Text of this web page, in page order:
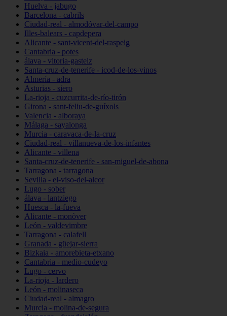
Huelva - jabugo
Barcelona - cabrils
Ciudad-real - almodóvar-del-campo
Illes-balears - capdepera
Alicante - sant-vicent-del-raspeig
Cantabria - potes
álava - vitoria-gasteiz
Santa-cruz-de-tenerife - icod-de-los-vinos
Almería - adra
Asturias - siero
La-rioja - cuzcurrita-de-río-tirón
Girona - sant-feliu-de-guíxols
Valencia - alboraya
Málaga - sayalonga
Murcia - caravaca-de-la-cruz
Ciudad-real - villanueva-de-los-infantes
Alicante - villena
Santa-cruz-de-tenerife - san-miguel-de-abona
Tarragona - tarragona
Sevilla - el-viso-del-alcor
Lugo - sober
álava - lantziego
Huesca - la-fueva
Alicante - monòver
León - valdevimbre
Tarragona - calafell
Granada - güejar-sierra
Bizkaia - amorebieta-etxano
Cantabria - medio-cudeyo
Lugo - cervo
La-rioja - lardero
León - molinaseca
Ciudad-real - almagro
Murcia - molina-de-segura